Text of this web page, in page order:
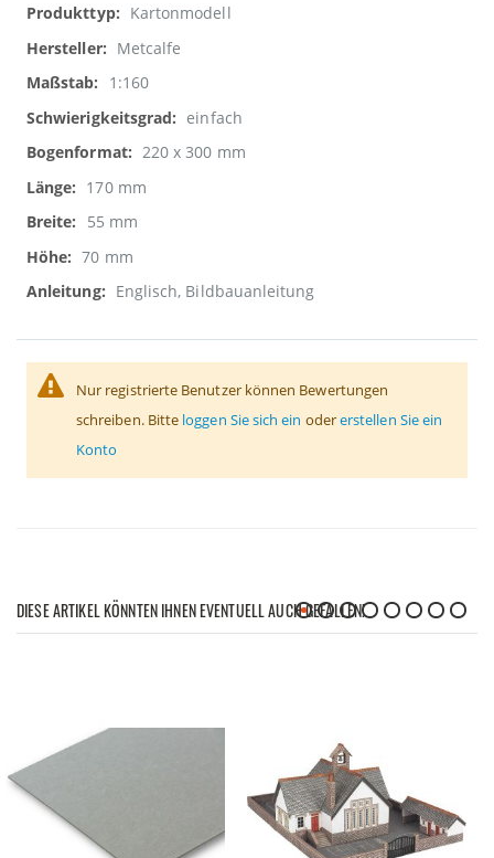
Weitere
Informationen
Kartonmodell
Metcalfe
1:160
einfach
220 x 300 mm
170 mm
55 mm
70 mm
Englisch, Bildbauanleitung
Nur registrierte Benutzer können Bewertungen
schreiben. Bitte loggen Sie sich ein odererstellen Sie ein
Konto
DIESE ARTIKEL KÖNNTEN IHNEN EVENTUELL AUCH GEFALLEN!